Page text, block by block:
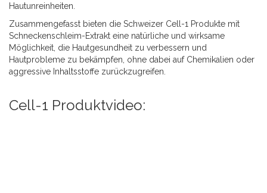
Hautunreinheiten.
Zusammengefasst bieten die Schweizer Cell-1 Produkte mit
Schneckenschleim-Extrakt eine natürliche und wirksame
Möglichkeit, die Hautgesundheit zu verbessern und
Hautprobleme zu bekämpfen, ohne dabei auf Chemikalien oder
aggressive Inhaltsstoffe zurückzugreifen.
Cell-1 Produktvideo: